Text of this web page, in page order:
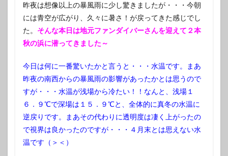
昨夜は想像以上の暴風雨に少し驚きましたが・・・今朝
には青空が広がり、久々に暑さ！が戻ってきた感じでし
た。 そんな本日は地元ファンダイバーさんを迎えて２本
秋の浜に潜ってきました～
今日は何に一番驚いたかと言うと・・・水温です。まあ
昨夜の南西からの暴風雨の影響があったかとは思うので
すが・・・水温が浅場から冷たい！！なんと、浅場１
６．９℃で深場は１５．９℃と、全体的に真冬の水温に
逆戻りです。まあその代わりに透明度は凄く上がったの
で視界は良かったのですが・・・４月末とは思えない水
温です（＞＜）